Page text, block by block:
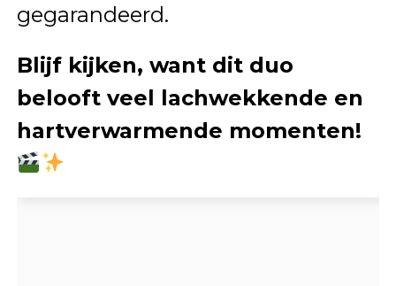
gegarandeerd.
Blijf kijken, want dit duo
belooft veel lachwekkende en
hartverwarmende momenten!